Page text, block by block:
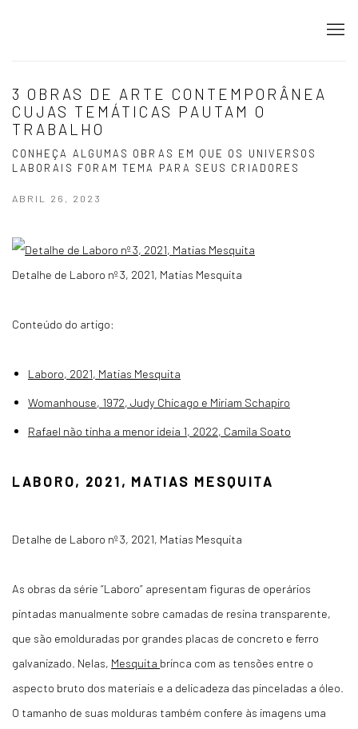
3 OBRAS DE ARTE CONTEMPORÂNEA
CUJAS TEMÁTICAS PAUTAM O
TRABALHO
CONHEÇA ALGUMAS OBRAS EM QUE OS UNIVERSOS
LABORAIS FORAM TEMA PARA SEUS CRIADORES
ABRIL 26, 2023
Detalhe de Laboro nº 3, 2021, Matias Mesquita
Conteúdo do artigo:
Laboro, 2021, Matias Mesquita
Womanhouse, 1972, Judy Chicago e Miriam Schapiro
Rafael não tinha a menor ideia 1, 2022, Camila Soato
LABORO, 2021, MATIAS MESQUITA
Detalhe de Laboro nº 3, 2021, Matias Mesquita
As obras da série “Laboro” apresentam figuras de operários
pintadas manualmente sobre camadas de resina transparente,
que são emolduradas por grandes placas de concreto e ferro
galvanizado. Nelas, Mesquita brinca com as tensões entre o
aspecto bruto dos materiais e a delicadeza das pinceladas a óleo.
O tamanho de suas molduras também confere às imagens uma